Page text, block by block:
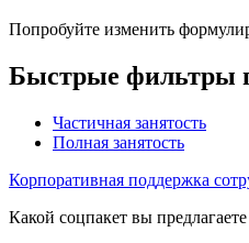
Попробуйте изменить
Быстрые фильтры
Частичная занятость
Полная занятость
Корпоративная поддержка
Какой соцпакет вы